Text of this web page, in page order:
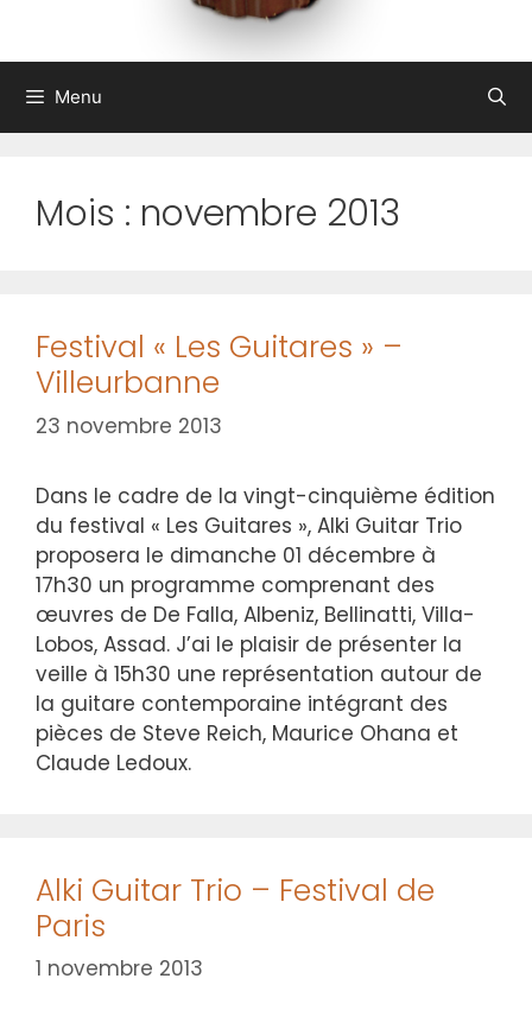
Menu
Mois : novembre 2013
Festival « Les Guitares » –
Villeurbanne
23 novembre 2013
Dans le cadre de la vingt-cinquième édition
du festival « Les Guitares », Alki Guitar Trio
proposera le dimanche 01 décembre à
17h30 un programme comprenant des
œuvres de De Falla, Albeniz, Bellinatti, Villa-
Lobos, Assad. J’ai le plaisir de présenter la
veille à 15h30 une représentation autour de
la guitare contemporaine intégrant des
pièces de Steve Reich, Maurice Ohana et
Claude Ledoux.
Alki Guitar Trio – Festival de
Paris
1 novembre 2013